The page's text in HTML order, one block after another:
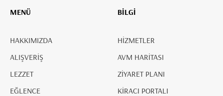
MENÜ
HAKKIMIZDA
ALIŞVERİŞ
LEZZET
EĞLENCE
BİLGİ
HİZMETLER
AVM HARİTASI
ZİYARET PLANI
KİRACI PORTALI